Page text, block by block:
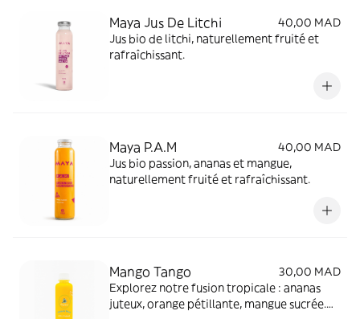
Maya Jus De Litchi
40,00 MAD
Jus bio de litchi, naturellement fruité et
rafraîchissant.
Maya P.A.M
40,00 MAD
Jus bio passion, ananas et mangue,
naturellement fruité et rafraîchissant.
Mango Tango
30,00 MAD
Explorez notre fusion tropicale : ananas
juteux, orange pétillante, mangue sucrée.